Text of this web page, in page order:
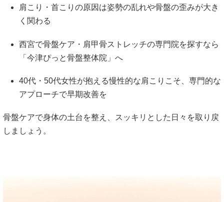
肩こり・首こりの原因は姿勢の乱れや骨盤の歪みが大き
く関わる
西宮で骨盤ケア・肩甲骨ストレッチの専門院を探すなら
「今津ぴっと骨盤整体院」へ
40代・50代女性が抱える慢性的な肩こりこそ、専門的な
アプローチで早期改善を
骨盤ケアで身体の土台を整え、スッキリとした日々を取り戻
しましょう。